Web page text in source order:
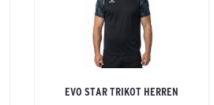
EVO STAR TRIKOT HERREN